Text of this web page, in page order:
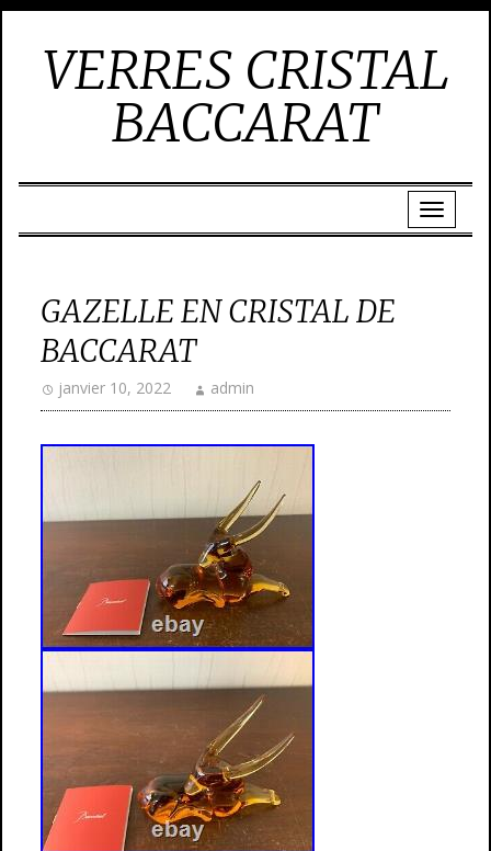
VERRES CRISTAL
BACCARAT
GAZELLE EN CRISTAL DE
BACCARAT
janvier 10, 2022 admin